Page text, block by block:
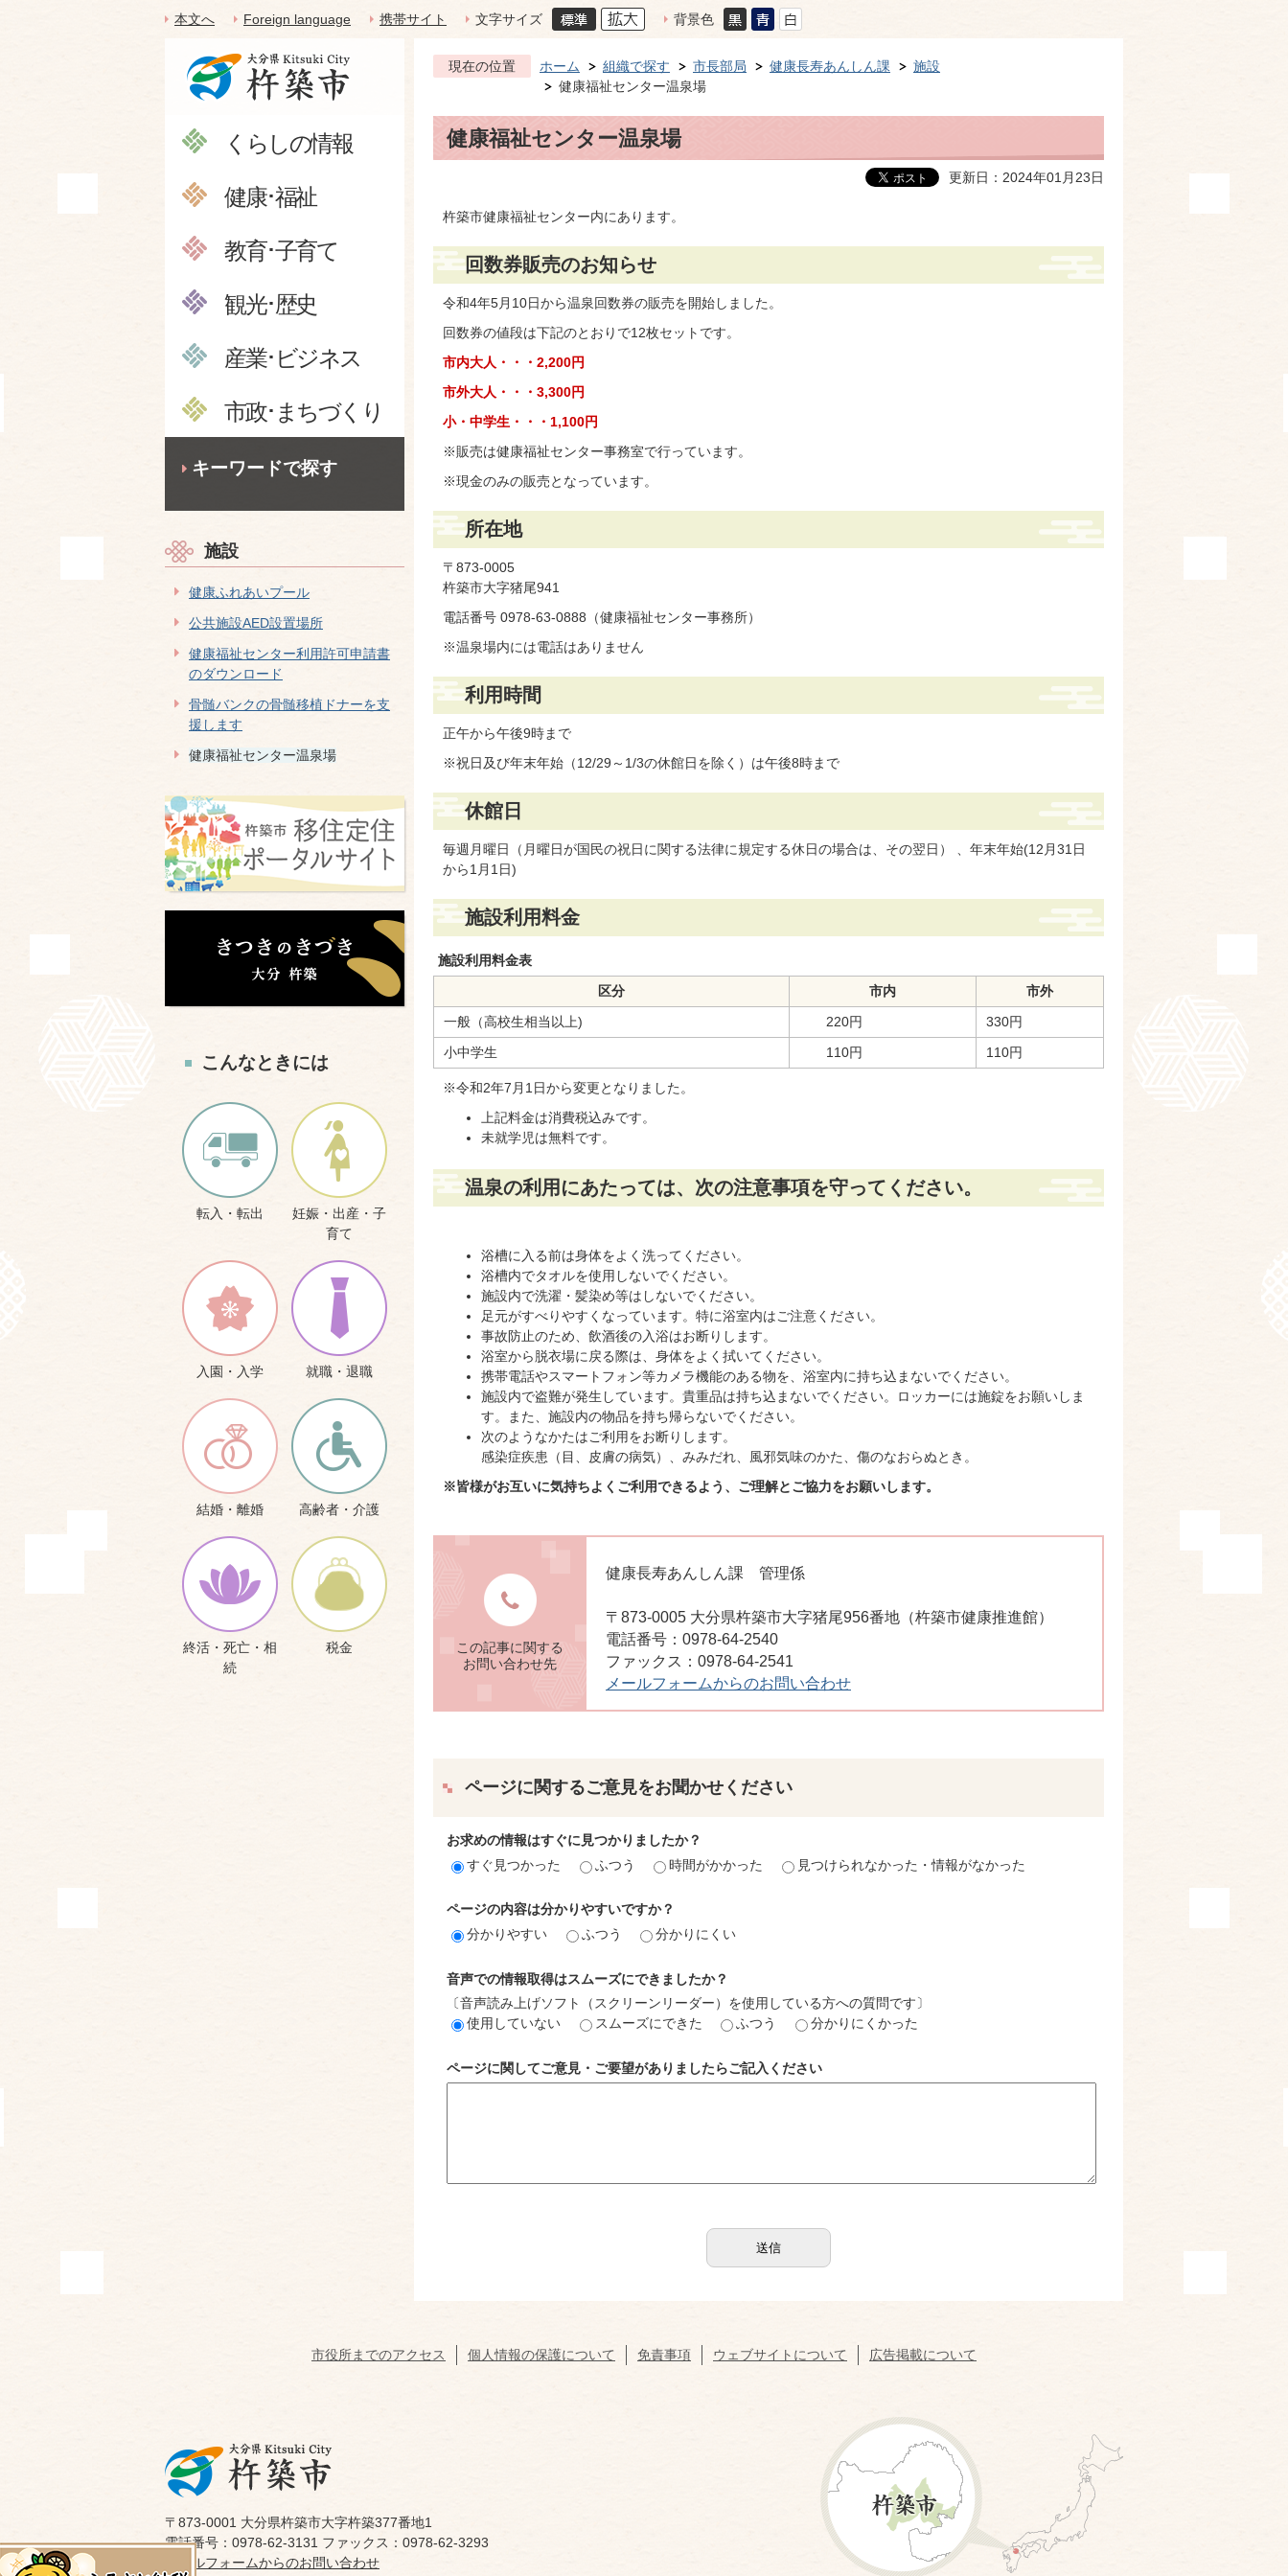
本文へ Foreign language 携帯サイト 文字サイズ 背景色
くらしの情報
健康･福祉
教育･子育て
観光･歴史
産業･ビジネス
市政･まちづくり
キーワードで探す
施設
健康ふれあいプール
公共施設AED設置場所
健康福祉センター利用許可申請書
のダウンロード
骨髄バンクの骨髄移植ドナーを支
援します
健康福祉センター温泉場
こんなときには
転入・転出
妊娠・出産・子
育て
入園・入学 就職・退職
結婚・離婚 高齢者・介護
終活・死亡・相
続
税金
現在の位置 ホーム 組織で探す 市長部局 健康長寿あんしん課
施設
健康福祉センター温泉場
健康福祉センター温泉場
更新日：2024年01月23日
杵築市健康福祉センター内にあります。
回数券販売のお知らせ
令和4年5月10日から温泉回数券の販売を開始しました。
回数券の値段は下記のとおりで12枚セットです。
市内大人・・・2,200円
市外大人・・・3,300円
小・中学生・・・1,100円
※販売は健康福祉センター事務室で行っています。
※現金のみの販売となっています。
所在地
〒873-0005
杵築市大字猪尾941
電話番号 0978-63-0888（健康福祉センター事務所）
※温泉場内には電話はありません
利用時間
正午から午後9時まで
※祝日及び年末年始（12/29～1/3の休館日を除く）は午後8時まで
休館日
毎週月曜日（月曜日が国民の祝日に関する法律に規定する休日の場合は、その翌日） 、年末年始(12月31日
から1月1日)
施設利用料金
施設利用料金表
区分
市内
市外
一般（高校生相当以上)
220円
330円
小中学生
110円 110円
※令和2年7月1日から変更となりました。
上記料金は消費税込みです。
未就学児は無料です。
温泉の利用にあたっては、次の注意事項を守ってください。
浴槽に入る前は身体をよく洗ってください。
浴槽内でタオルを使用しないでください。
施設内で洗濯・髪染め等はしないでください。
足元がすべりやすくなっています。特に浴室内はご注意ください。
事故防止のため、飲酒後の入浴はお断りします。
浴室から脱衣場に戻る際は、身体をよく拭いてください。
携帯電話やスマートフォン等カメラ機能のある物を、浴室内に持ち込まないでください。
施設内で盗難が発生しています。貴重品は持ち込まないでください。ロッカーには施錠をお願いしま
す。また、施設内の物品を持ち帰らないでください。
次のようなかたはご利用をお断りします。
感染症疾患（目、皮膚の病気）、みみだれ、風邪気味のかた、傷のなおらぬとき。
※皆様がお互いに気持ちよくご利用できるよう、ご理解とご協力をお願いします。
この記事に関する
お問い合わせ先
健康長寿あんしん課 管理係
〒873-0005 大分県杵築市大字猪尾956番地（杵築市健康推進館）
電話番号：0978-64-2540
ファックス：0978-64-2541
メールフォームからのお問い合わせ
ページに関するご意見をお聞かせください
お求めの情報はすぐに見つかりましたか？
すぐ見つかった
ふつう 時間がかかった 見つけられなかった・情報がなかった
ページの内容は分かりやすいですか？
分かりやすい
ふつう 分かりにくい
音声での情報取得はスムーズにできましたか？
〔音声読み上げソフト（スクリーンリーダー）を使用している方への質問です〕
使用していない
スムーズにできた ふつう 分かりにくかった
ページに関してご意見・ご要望がありましたらご記入ください
市役所までのアクセス 個人情報の保護について 免責事項 ウェブサイトについて 広告掲載について
〒873-0001 大分県杵築市大字杵築377番地1
電話番号：0978-62-3131 ファックス：0978-62-3293
メールフォームからのお問い合わせ